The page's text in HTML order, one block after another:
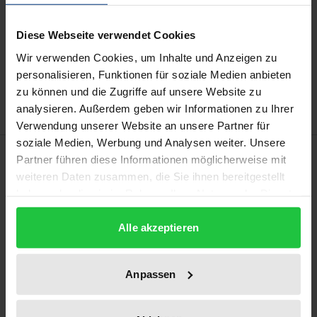
Diese Webseite verwendet Cookies
Wir verwenden Cookies, um Inhalte und Anzeigen zu
personalisieren, Funktionen für soziale Medien anbieten
zu können und die Zugriffe auf unsere Website zu
analysieren. Außerdem geben wir Informationen zu Ihrer
Verwendung unserer Website an unsere Partner für
soziale Medien, Werbung und Analysen weiter. Unsere
Partner führen diese Informationen möglicherweise mit
weiteren Daten zusammen, die Sie ihnen bereitgestellt
gesammelt haben.
Alle akzeptieren
Anpassen
In den Warenkorb
Zur Wunschliste hinzufügen
Hinweise zu Versandkosten
Beschreibung
entnommen werden kann. In einem ersten Schritt
entwickelt sie eine allgemeine unionsrechtliche
Gleichheitsdogmatik, die im Anschluss in den
Bereich des direkten Steuerrechts übersetzt wird.